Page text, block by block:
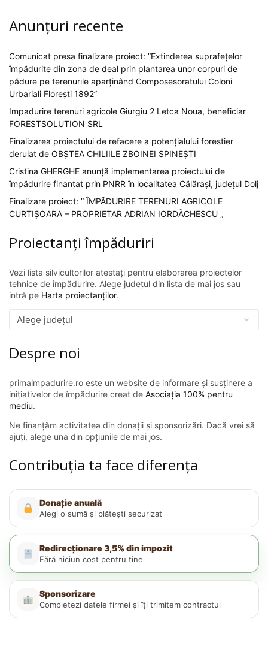
Anunțuri recente
Comunicat presa finalizare proiect: ”Extinderea suprafețelor
împădurite din zona de deal prin plantarea unor corpuri de
pădure pe terenurile aparținând Composesoratului Coloni
Urbariali Florești 1892”
Impadurire terenuri agricole Giurgiu 2 Letca Noua, beneficiar
FORESTSOLUTION SRL
Finalizarea proiectului de refacere a potențialului forestier
derulat de OBȘTEA CHILIILE ZBOINEI SPINEȘTI
Cristina GHERGHE anunță implementarea proiectului de
împădurire finanțat prin PNRR în localitatea Călărași, județul Dolj
Finalizare proiect: ” ÎMPĂDURIRE TERENURI AGRICOLE
CURTIȘOARA – PROPRIETAR ADRIAN IORDĂCHESCU „
Proiectanți împăduriri
Vezi lista silvicultorilor atestați pentru elaborarea proiectelor
tehnice de împădurire. Alege județul din lista de mai jos sau
intră pe Harta proiectanților.
Despre noi
primaimpadurire.ro este un website de informare și susținere a
inițiativelor de împădurire creat de Asociația 100% pentru
mediu.
Ne finanțăm activitatea din donații și sponsorizări. Dacă vrei să
ajuți, alege una din opțiunile de mai jos.
Contribuția ta face diferența
Donație anuală
Alegi o sumă și plătești securizat
Redirecționare 3,5% din impozit
Fără niciun cost pentru tine
Sponsorizare
Completezi datele firmei și îți trimitem contractul